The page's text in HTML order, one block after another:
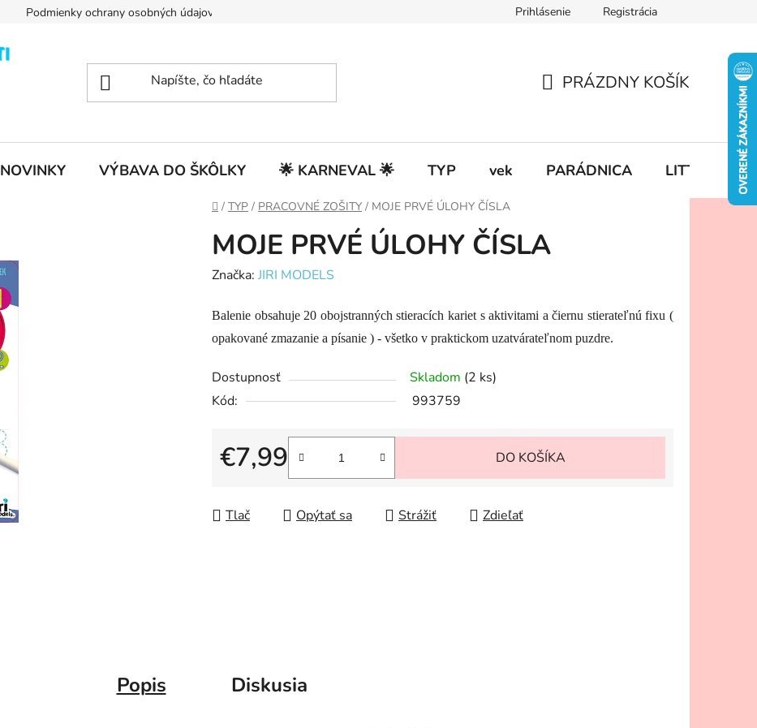
Podmienky ochrany osobných údajov Prihlásenie Registrácia
KOŠÍK
PRÁZDNY KOŠÍK
NOVINKY VÝBAVA DO ŠKÔLKY 🌟 KARNEVAL 🌟 TYP vek PARÁDNICA LITTLE
Domov
/ TYP / PRACOVNÉ ZOŠITY / MOJE PRVÉ ÚLOHY ČÍSLA
MOJE PRVÉ ÚLOHY ČÍSLA
Značka: JIRI MODELS
Balenie obsahuje 20 obojstranných stieracích kariet s aktivitami a čiernu stierateľnú fixu (
opakované zmazanie a písanie ) - všetko v praktickom uzatvárateľnom puzdre.
Dostupnosť Skladom (2 ks)
Kód:
993759
€7,99
Jednotková cena:
DO KOŠÍKA
Tlač Opýtať sa Strážiť Zdieľať
Popis Diskusia